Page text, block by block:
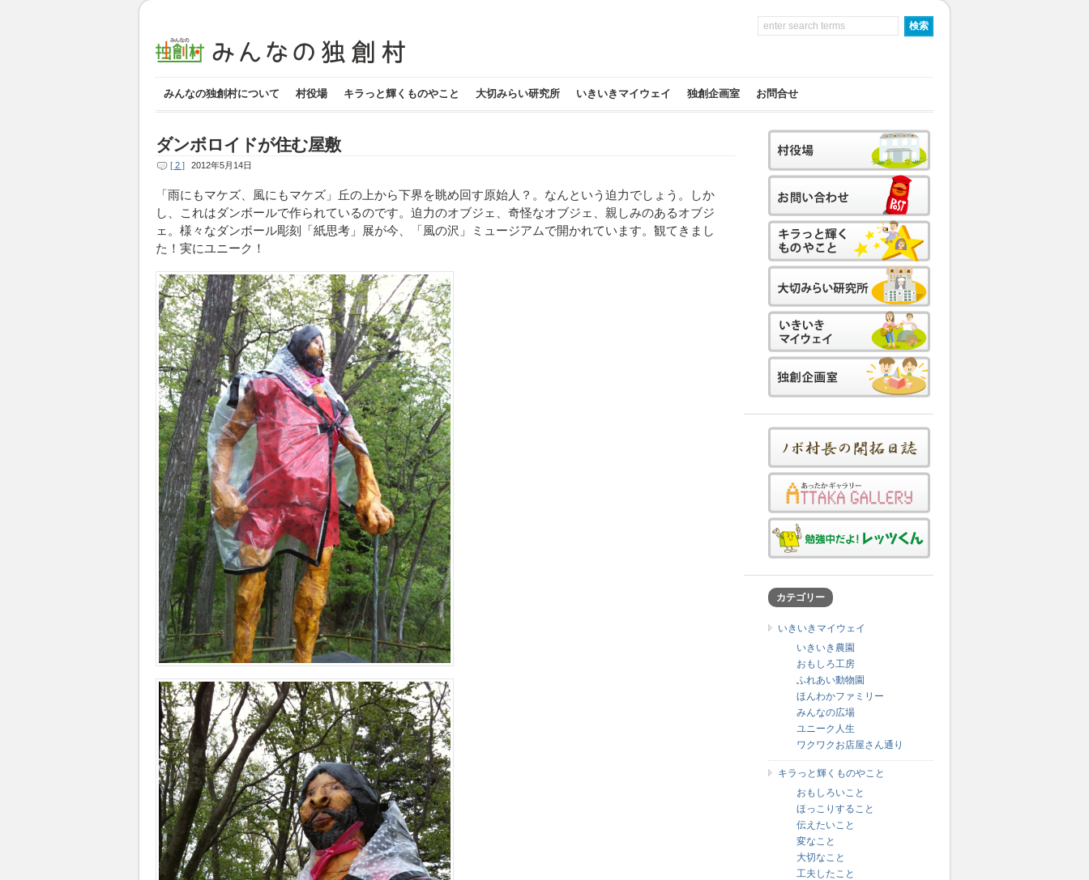
みんなの独創村について 村役場 キラっと輝くものやこと 大切みらい研究所 いきいきマイウェイ 独創企画室 お問合せ
ダンボロイドが住む屋敷
[ 2 ] 2012年5月14日
「雨にもマケズ、風にもマケズ」丘の上から下界を眺め回す原始人？。なんという迫力でしょう。しか
し、これはダンボールで作られているのです。迫力のオブジェ、奇怪なオブジェ、親しみのあるオブジ
ェ。様々なダンボール彫刻「紙思考」展が今、「風の沢」ミュージアムで開かれています。観てきまし
た！実にユニーク！
カテゴリー
いきいきマイウェイ
いきいき農園
おもしろ工房
ふれあい動物園
ほんわかファミリー
みんなの広場
ユニーク人生
ワクワクお店屋さん通り
キラっと輝くものやこと
おもしろいこと
ほっこりすること
伝えたいこと
変なこと
大切なこと
工夫したこと